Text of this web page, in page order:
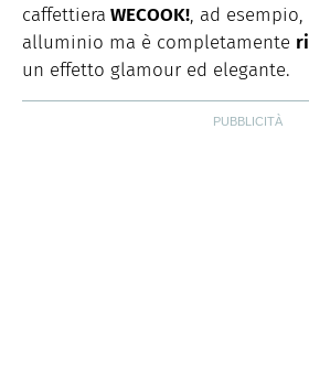
caffettiera WECOOK!, ad
alluminio ma è completamente
un effetto glamour ed elegante.